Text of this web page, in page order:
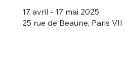
17 avril - 17 mai 2025
25 rue de Beaune, Paris VII